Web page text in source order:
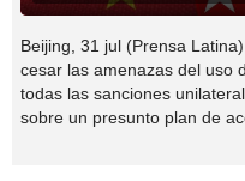
Beijing, 31 jul (Prensa
cesar las amenazas del uso
todas las sanciones
sobre un presunto plan de